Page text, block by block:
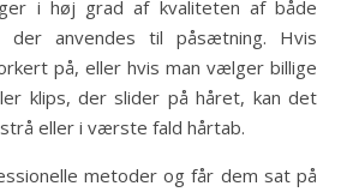
i høj grad af kvaliteten af både
der anvendes til påsætning. Hvis
på, eller hvis man vælger billige
klips, der slider på håret, kan det
eller i værste fald hårtab.
metoder og får dem sat på